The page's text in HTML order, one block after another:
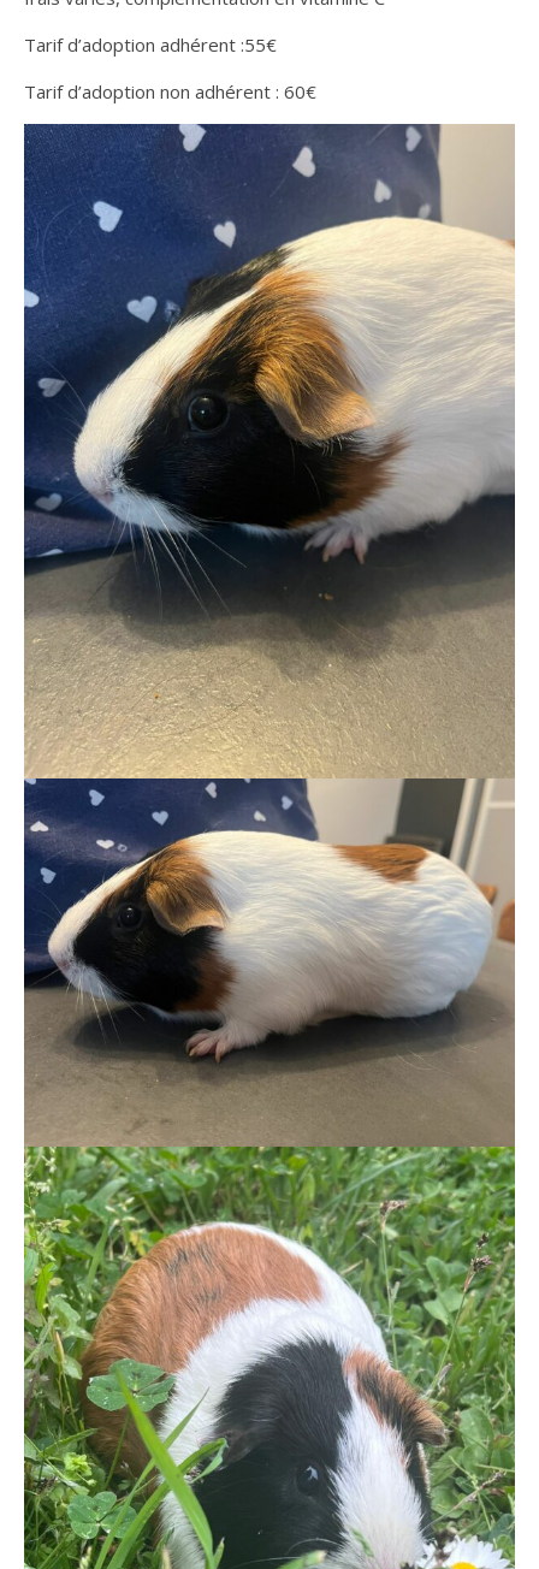
Tarif d’adoption adhérent :55€
Tarif d’adoption non adhérent : 60€